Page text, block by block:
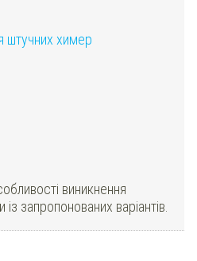
штучних химер
виникнення
запропонованих варіантів.